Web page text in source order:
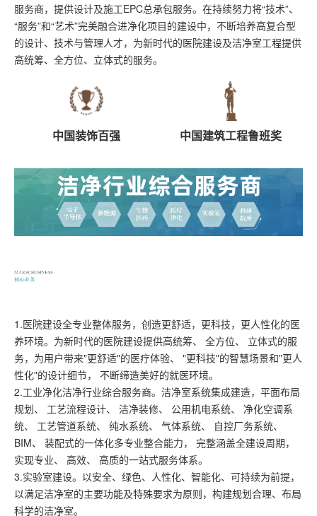
服务商，提供设计及施工EPC总承包服务。在持续努力将“技术”、
“服务”和“艺术”完美融合进净化项目的建设中，不断培养高复合型
的设计、技术与管理人才，为新时代的医院建设及洁净室工程提供
高统筹、全方位、立体式的服务。
中国装饰百强 中国建筑工程鲁班奖
1.医院建设全专业整体服务，创造更舒适，更科技，更人性化的医
养环境。为新时代的医院建设提供高统筹、 全方位、 立体式的服
务，为用户带来"更舒适"的医疗体验、 "更科技"的智慧场景和"更人
性化"的设计细节， 不断缔造美好的就医环境。
2.工业净化洁净行业综合服务商。洁净室系统集成建造，平面布局
规划、 工艺流程设计、 洁净装修、 公用机电系统、 净化空调系
统、 工艺管道系统、 纯水系统、 气体系统、 自控厂务系统、
BIM、 装配式的一体化多专业整合能力， 完整涵盖全建设周期，
实现专业、 高效、 高质的一站式服务体系。
3.实验室建设。以安全、绿色、人性化、智能化、可持续为前提，
以满足洁净室的主要功能及特殊要求为原则，构建规划合理、布局
科学的洁净室。